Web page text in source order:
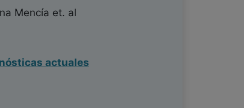
Mencía et. al
actuales